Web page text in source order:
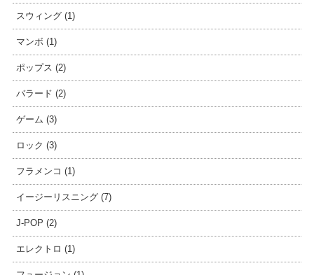
スウィング (1)
マンボ (1)
ポップス (2)
バラード (2)
ゲーム (3)
ロック (3)
フラメンコ (1)
イージーリスニング (7)
J-POP (2)
エレクトロ (1)